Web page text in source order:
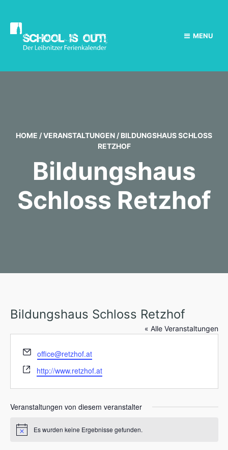
MENU
HOME /VERANSTALTUNGEN / BILDUNGSHAUS SCHLOSS
RETZHOF
Bildungshaus
Schloss Retzhof
Bildungshaus Schloss Retzhof
« Alle Veranstaltungen
E
m
a
office@retzhof.at
W
e
b
s
http://www.retzhof.at
Veranstaltungen von diesem veranstalter
H
Es wurden keine Ergebnisse gefunden.